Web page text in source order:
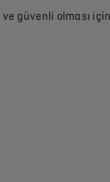
güvenli olması için